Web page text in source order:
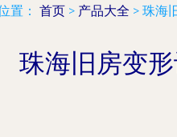
置： 首页 > 产品大全 > 珠海
珠海旧房变